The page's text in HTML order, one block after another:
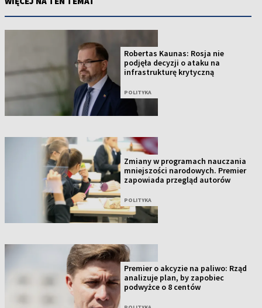
Robertas Kaunas: Rosja nie
podjęła decyzji o ataku na
infrastrukturę krytyczną
POLITYKA
Zmiany w programach nauczania
mniejszości narodowych. Premier
zapowiada przegląd autorów
POLITYKA
Premier o akcyzie na paliwo: Rząd
analizuje plan, by zapobiec
podwyżce o 8 centów